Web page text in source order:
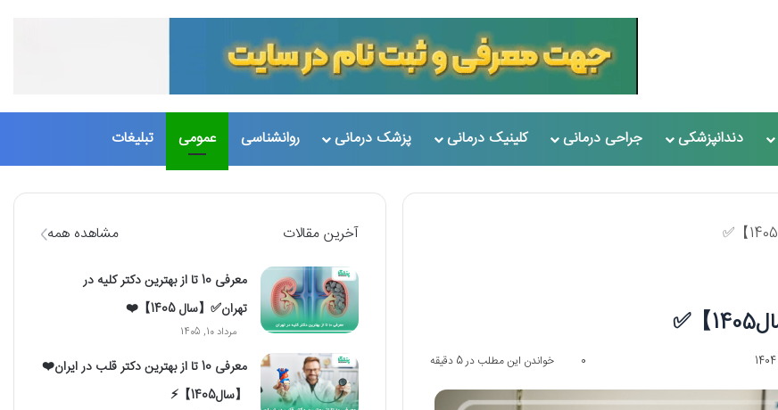
دندانپزشکی جراحی درمانی کلینیک درمانی پزشک درمانی روانشناسی عمومی تبلیغات
0 خواندن این مطلب در 5 دقیقه
آخرین مقالات مشاهده همه
معرفی 10 تا از بهترین دکتر کلیه در
تهران✅【سال 1405】❤️
مرداد 10, 1405
معرفی 10 تا از بهترین دکتر قلب در ایران❤️
【سال1405】⚡️